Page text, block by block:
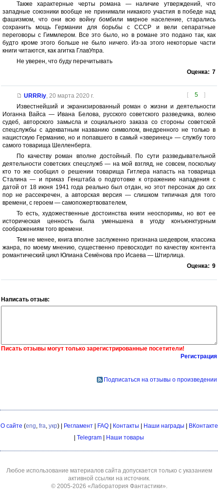
Также характерные черты романа — наличие утверждений, что
западные союзники вообще не принимали никакого участия в победе над
фашизмом, что они всю войну бомбили мирное население, старались
сохранить мощь Германии для борьбы с СССР и вели сепаратные
переговоры с Гиммлером. Все это было, но в романе это подано так, как
будто кроме этого больше не было ничего. Из-за этого некоторые части
книги читаются, как агитка ГлавУпра.
Не уверен, что буду перечитывать
Оценка: 7
[ 5 ]
URRRiy, 20 марта 2020 г.
Известнейший и экранизированный роман о жизни и деятельности
Иоганна Вайса — Ивана Белова, русского советского разведчика, волею
судеб, авторского замысла и социального заказа со стороны советской
спецслужбы с адекватным названию символом, внедренного не только в
нацистскую Германию, но и попавшего в самый «зверинец» — службу того
самого товарища Шелленберга.
По качеству роман вполне достойный. По сути разведывательной
деятельности советских спецслужб — на мой взгляд, не совсем, поскольку
кто то же сообщил о решении товарища Гитлера напасть на товарища
Сталина — и приказ Генштаба о подготовке к отражению нападения с
датой от 18 июня 1941 года реально был отдан, но этот персонаж до сих
пор не рассекречен, а авторская версия — слишком типичная для того
времени, с героем — самопожертвователем,
То есть, художественные достоинства книги неоспоримы, но вот ее
историческая ценность была уменьшена в угоду конъюнктурным
соображениям того времени.
Тем не менее, книга вполне заслуженно признана шедевром, классика
жанра, по моему мнению, существенно превосходит по качеству контента
романтический цикл Юлиана Семёнова про Исаева — Штирлица.
Оценка: 9
Написать отзыв:
Писать отзывы могут только зарегистрированные посетители!
Регистрация
Подписаться на отзывы о произведении
О сайте (eng, fra, укр) | Регламент| FAQ| Контакты Наши награды
ВКонтакте
Telegram Наши товары
Любое использование материалов сайта допускается только с указанием
активной ссылки на источник.
© 2005-2026 «Лаборатория Фантастики».